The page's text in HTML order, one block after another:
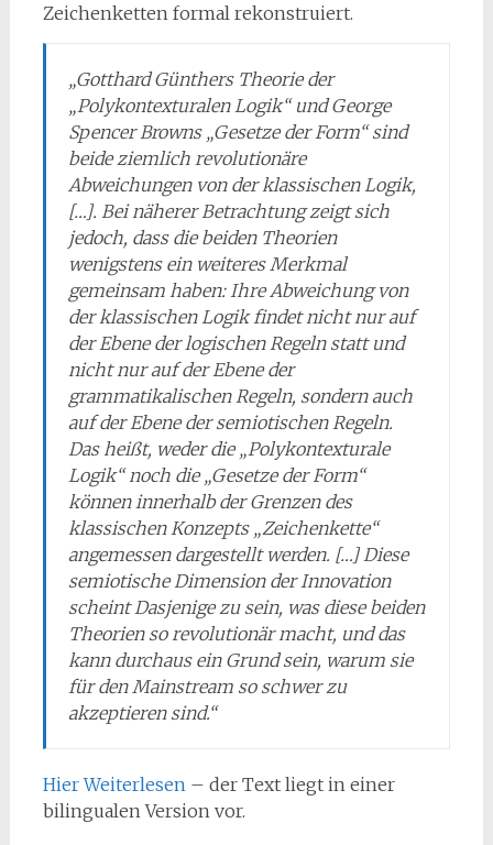
Zeichenketten formal rekonstruiert.
„Gotthard Günthers Theorie der
„Polykontexturalen Logik“ und George
Spencer Browns „Gesetze der Form“ sind
beide ziemlich revolutionäre
Abweichungen von der klassischen Logik,
[…]. Bei näherer Betrachtung zeigt sich
jedoch, dass die beiden Theorien
wenigstens ein weiteres Merkmal
gemeinsam haben: Ihre Abweichung von
der klassischen Logik findet nicht nur auf
der Ebene der logischen Regeln statt und
nicht nur auf der Ebene der
grammatikalischen Regeln, sondern auch
auf der Ebene der semiotischen Regeln.
Das heißt, weder die „Polykontexturale
Logik“ noch die „Gesetze der Form“
können innerhalb der Grenzen des
klassischen Konzepts „Zeichenkette“
angemessen dargestellt werden. […] Diese
semiotische Dimension der Innovation
scheint Dasjenige zu sein, was diese beiden
Theorien so revolutionär macht, und das
kann durchaus ein Grund sein, warum sie
für den Mainstream so schwer zu
akzeptieren sind.“
Hier Weiterlesen – der Text liegt in einer
bilingualen Version vor.